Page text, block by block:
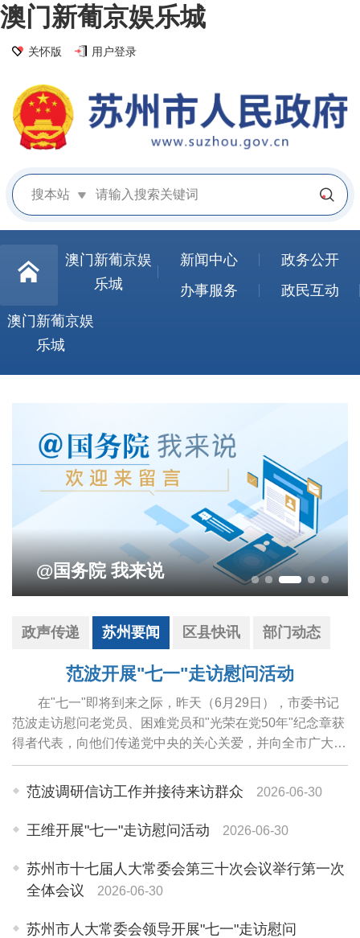
澳门新葡京娱乐城
关怀版 用户登录
搜本站
澳门新葡京娱
乐城
新闻中心
政务公开
办事服务
政民互动
澳门新葡京娱
乐城
影响营商环境建设问题线索征集
政声传递 苏州要闻 区县快讯 部门动态
范波开展"七一"走访慰问活动
在"七一"即将到来之际，昨天（6月29日），市委书记
范波走访慰问老党员、困难党员和"光荣在党50年"纪念章获
得者代表，向他们传递党中央的关心关爱，并向全市广大党
员和党务工作者致以诚挚问候。老党员李珍英1945年参加
革命工作，期颐之年仍关心苏州各项事业...
范波调研信访工作并接待来访群众 2026-06-30
王维开展"七一"走访慰问活动 2026-06-30
苏州市十七届人大常委会第三十次会议举行第一次
全体会议
2026-06-30
苏州市人大常委会领导开展"七一"走访慰问